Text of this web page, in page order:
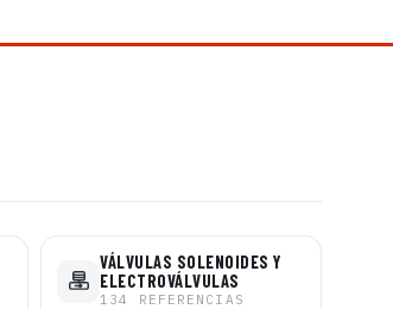
VÁLVULAS SOLENOIDES Y
ELECTROVÁLVULAS
134 REFERENCIAS